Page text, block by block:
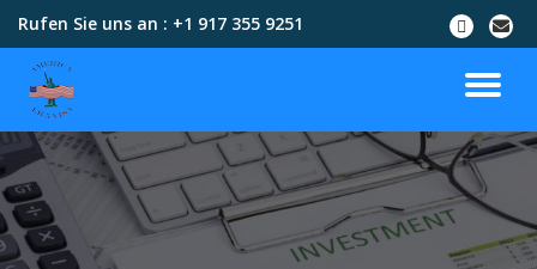
content
Rufen Sie uns an : +1 917 355 9251